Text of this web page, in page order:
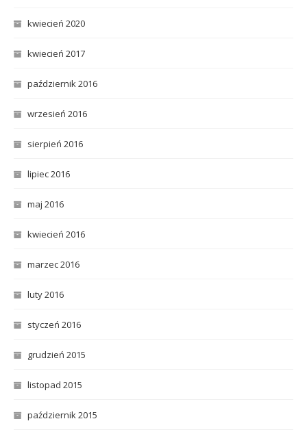
kwiecień 2020
kwiecień 2017
październik 2016
wrzesień 2016
sierpień 2016
lipiec 2016
maj 2016
kwiecień 2016
marzec 2016
luty 2016
styczeń 2016
grudzień 2015
listopad 2015
październik 2015